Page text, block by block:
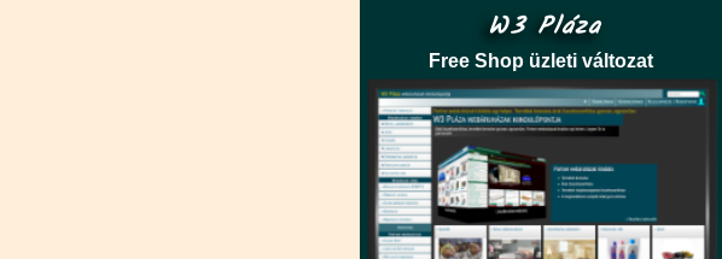
W3 Pláza
Free Shop üzleti változat